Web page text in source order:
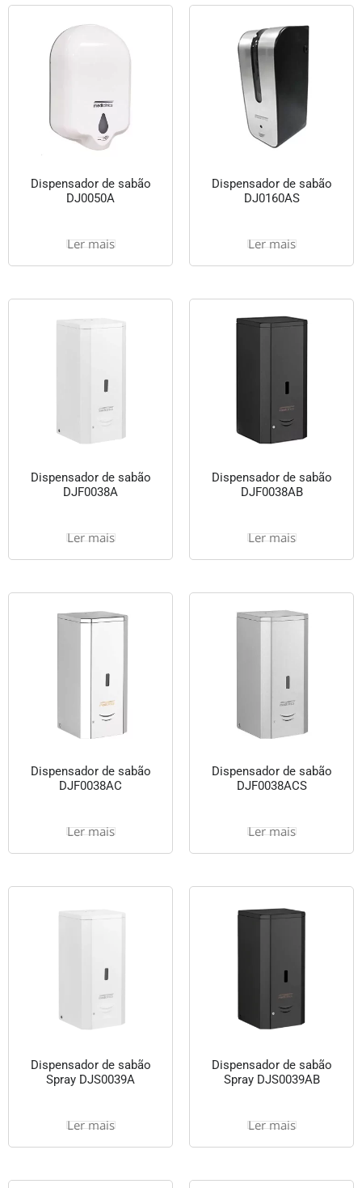
Dispensador de sabão
DJ0050A
Ler mais
Dispensador de sabão
DJ0160AS
Ler mais
Dispensador de sabão
DJF0038A
Ler mais
Dispensador de sabão
DJF0038AB
Ler mais
Dispensador de sabão
DJF0038AC
Ler mais
Dispensador de sabão
DJF0038ACS
Ler mais
Dispensador de sabão
Spray DJS0039A
Ler mais
Dispensador de sabão
Spray DJS0039AB
Ler mais